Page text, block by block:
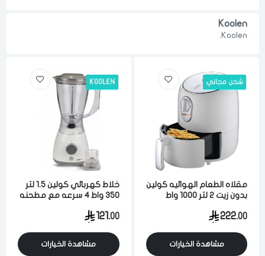
Koolen
Koolen.
شحن مجاني
مقلاه الطعام الهوائيه كولين
بدون زيت 2 لتر 1000 واط
ابيض222.00
مشاهدة الخيارات
KOOLEN
خلاط كهربائي كولين 1.5 لتر
350 واط 4 سرعه مع مطحنه
121.00
مشاهدة الخيارات